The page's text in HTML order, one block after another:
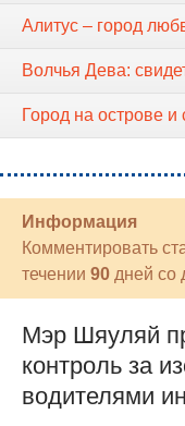
Алитус – город
Волчья Дева:
Город на острове
Информация
Комментировать
течении 90 дней со
Мэр Шяуляй
контроль за
водителями